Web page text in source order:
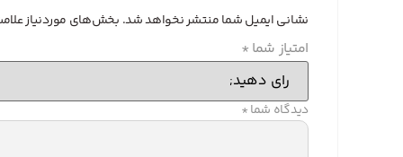
نشانی ایمیل شما منتشر نخواهد شد. بخش‌های موردنیاز
امتیاز شما *
دیدگاه شما*